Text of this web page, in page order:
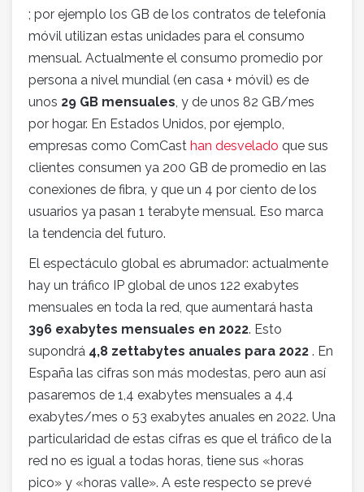
; por ejemplo los GB de los contratos de telefonía
móvil utilizan estas unidades para el consumo
mensual. Actualmente el consumo promedio por
persona a nivel mundial (en casa + móvil) es de
unos 29 GB mensuales, y de unos 82 GB/mes
por hogar. En Estados Unidos, por ejemplo,
empresas como ComCast han desvelado que sus
clientes consumen ya 200 GB de promedio en las
conexiones de fibra, y que un 4 por ciento de los
usuarios ya pasan 1 terabyte mensual. Eso marca
la tendencia del futuro.
El espectáculo global es abrumador: actualmente
hay un tráfico IP global de unos 122 exabytes
mensuales en toda la red, que aumentará hasta
396 exabytes mensuales en 2022. Esto
supondrá 4,8 zettabytes anuales para 2022 . En
España las cifras son más modestas, pero aun así
pasaremos de 1,4 exabytes mensuales a 4,4
exabytes/mes o 53 exabytes anuales en 2022. Una
particularidad de estas cifras es que el tráfico de la
red no es igual a todas horas, tiene sus «horas
pico» y «horas valle». A este respecto se prevé